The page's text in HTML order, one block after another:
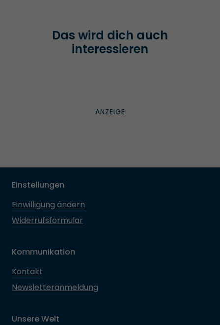
Das wird dich auch
interessieren
Einstellungen
Einwilligung ändern
Widerrufsformular
Kommunikation
Kontakt
Newsletteranmeldung
Unsere Welt